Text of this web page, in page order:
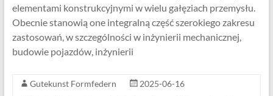
elementami konstrukcyjnymi w wielu gałęziach przemysłu.
Obecnie stanowią one integralną część szerokiego zakresu
zastosowań, w szczególności w inżynierii mechanicznej,
budowie pojazdów, inżynierii
Gutekunst Formfedern
2025-06-16